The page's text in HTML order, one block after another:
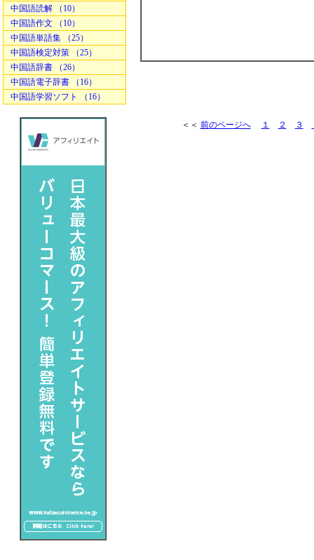
中国語読解 （10）
中国語作文 （10）
中国語単語集 （25）
中国語検定対策 （25）
中国語辞書 （26）
中国語電子辞書 （16）
中国語学習ソフト （16）
＜＜ 前のページへ １ ２ ３